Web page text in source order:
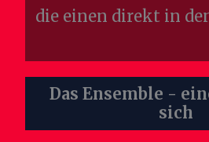
die einen direkt in
Das Ensemble -
sich